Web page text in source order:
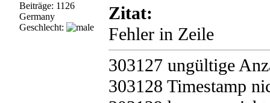
Beiträge: 1126
Germany
Geschlecht:
Zitat:
Fehler in Zeile
303127 ungültige
303128 Timestamp